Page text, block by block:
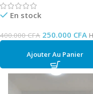
En stock
400.000CFA 250.000 CFA
Ajouter Au Panier